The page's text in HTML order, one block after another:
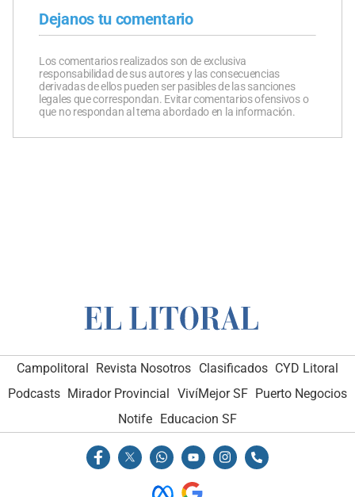
Dejanos tu comentario
Los comentarios realizados son de exclusiva
responsabilidad de sus autores y las consecuencias
derivadas de ellos pueden ser pasibles de las sanciones
legales que correspondan. Evitar comentarios ofensivos o
que no respondan al tema abordado en la información.
Campolitoral Revista Nosotros Clasificados CYD Litoral
Podcasts Mirador Provincial VivíMejor SF Puerto Negocios
Notife Educacion SF